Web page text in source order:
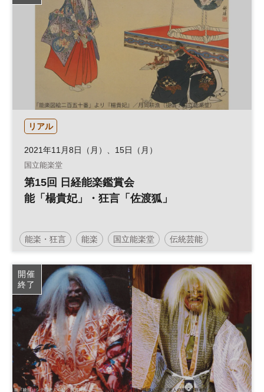
リアル
2021年11月8日（月）、15日（月）
国立能楽堂
第15回 日経能楽鑑賞会
能「楊貴妃」・狂言「佐渡狐」
能楽・狂言 能楽 国立能楽堂 伝統芸能
開催
終了